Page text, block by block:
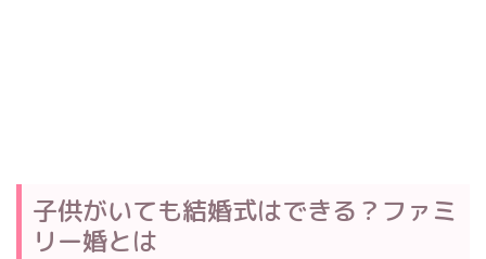
子供がいても結婚式はできる？ファミ
リー婚とは